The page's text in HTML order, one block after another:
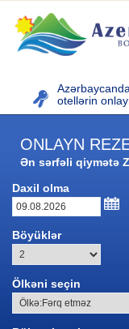
otellərin
AZƏRBAYCAN
Müalicəvi kurortlar
“DUZDAĞ”
MƏRKƏZİ
ONLAYN
Ən sərfəli qiymətə
Daxil olma
Böyüklər
Ölkəni seçin